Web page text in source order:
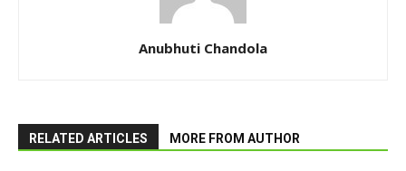
Anubhuti Chandola
RELATED ARTICLES MORE FROM AUTHOR